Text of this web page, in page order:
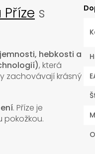
Příze s
jemnosti, hebkosti a
, která
zachovávají krásný
. Příze je
pokožkou.